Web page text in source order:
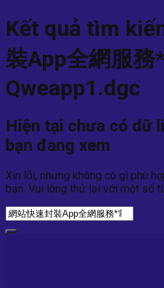
Kết quả tìm
裝App全網服務
Qweapp1.dgc
Hiện tại chưa có dữ
bạn đang xem
Xin lỗi, nhưng không có gì phù
bạn. Vui lòng thử lại với một số